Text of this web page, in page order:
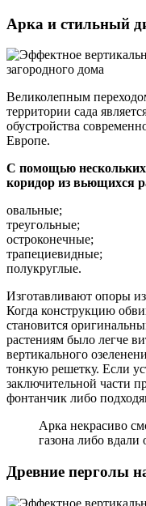
Арка и стильный
Великолепным
территории сада
обустройства
Европе.
С помощью
коридор из вьющихся
овальные;
треугольные;
остроконечные;
трапециевидные;
полукруглые.
Изготавливают опоры
Когда конструкцию
становится
растениям было легче
вертикального
тонкую решетку. Если
заключительной части
фонтанчик либо
Арка некрасиво
газона либо вдали
Древние перголы